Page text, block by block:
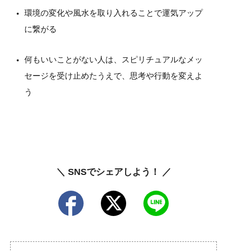
環境の変化や風水を取り入れることで運気アップ
に繋がる
何もいいことがない人は、スピリチュアルなメッ
セージを受け止めたうえで、思考や行動を変えよ
う
＼ SNSでシェアしよう！ ／